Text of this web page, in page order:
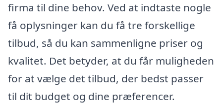
firma til dine behov. Ved at indtaste nogle
få oplysninger kan du få tre forskellige
tilbud, så du kan sammenligne priser og
kvalitet. Det betyder, at du får muligheden
for at vælge det tilbud, der bedst passer
til dit budget og dine præferencer.